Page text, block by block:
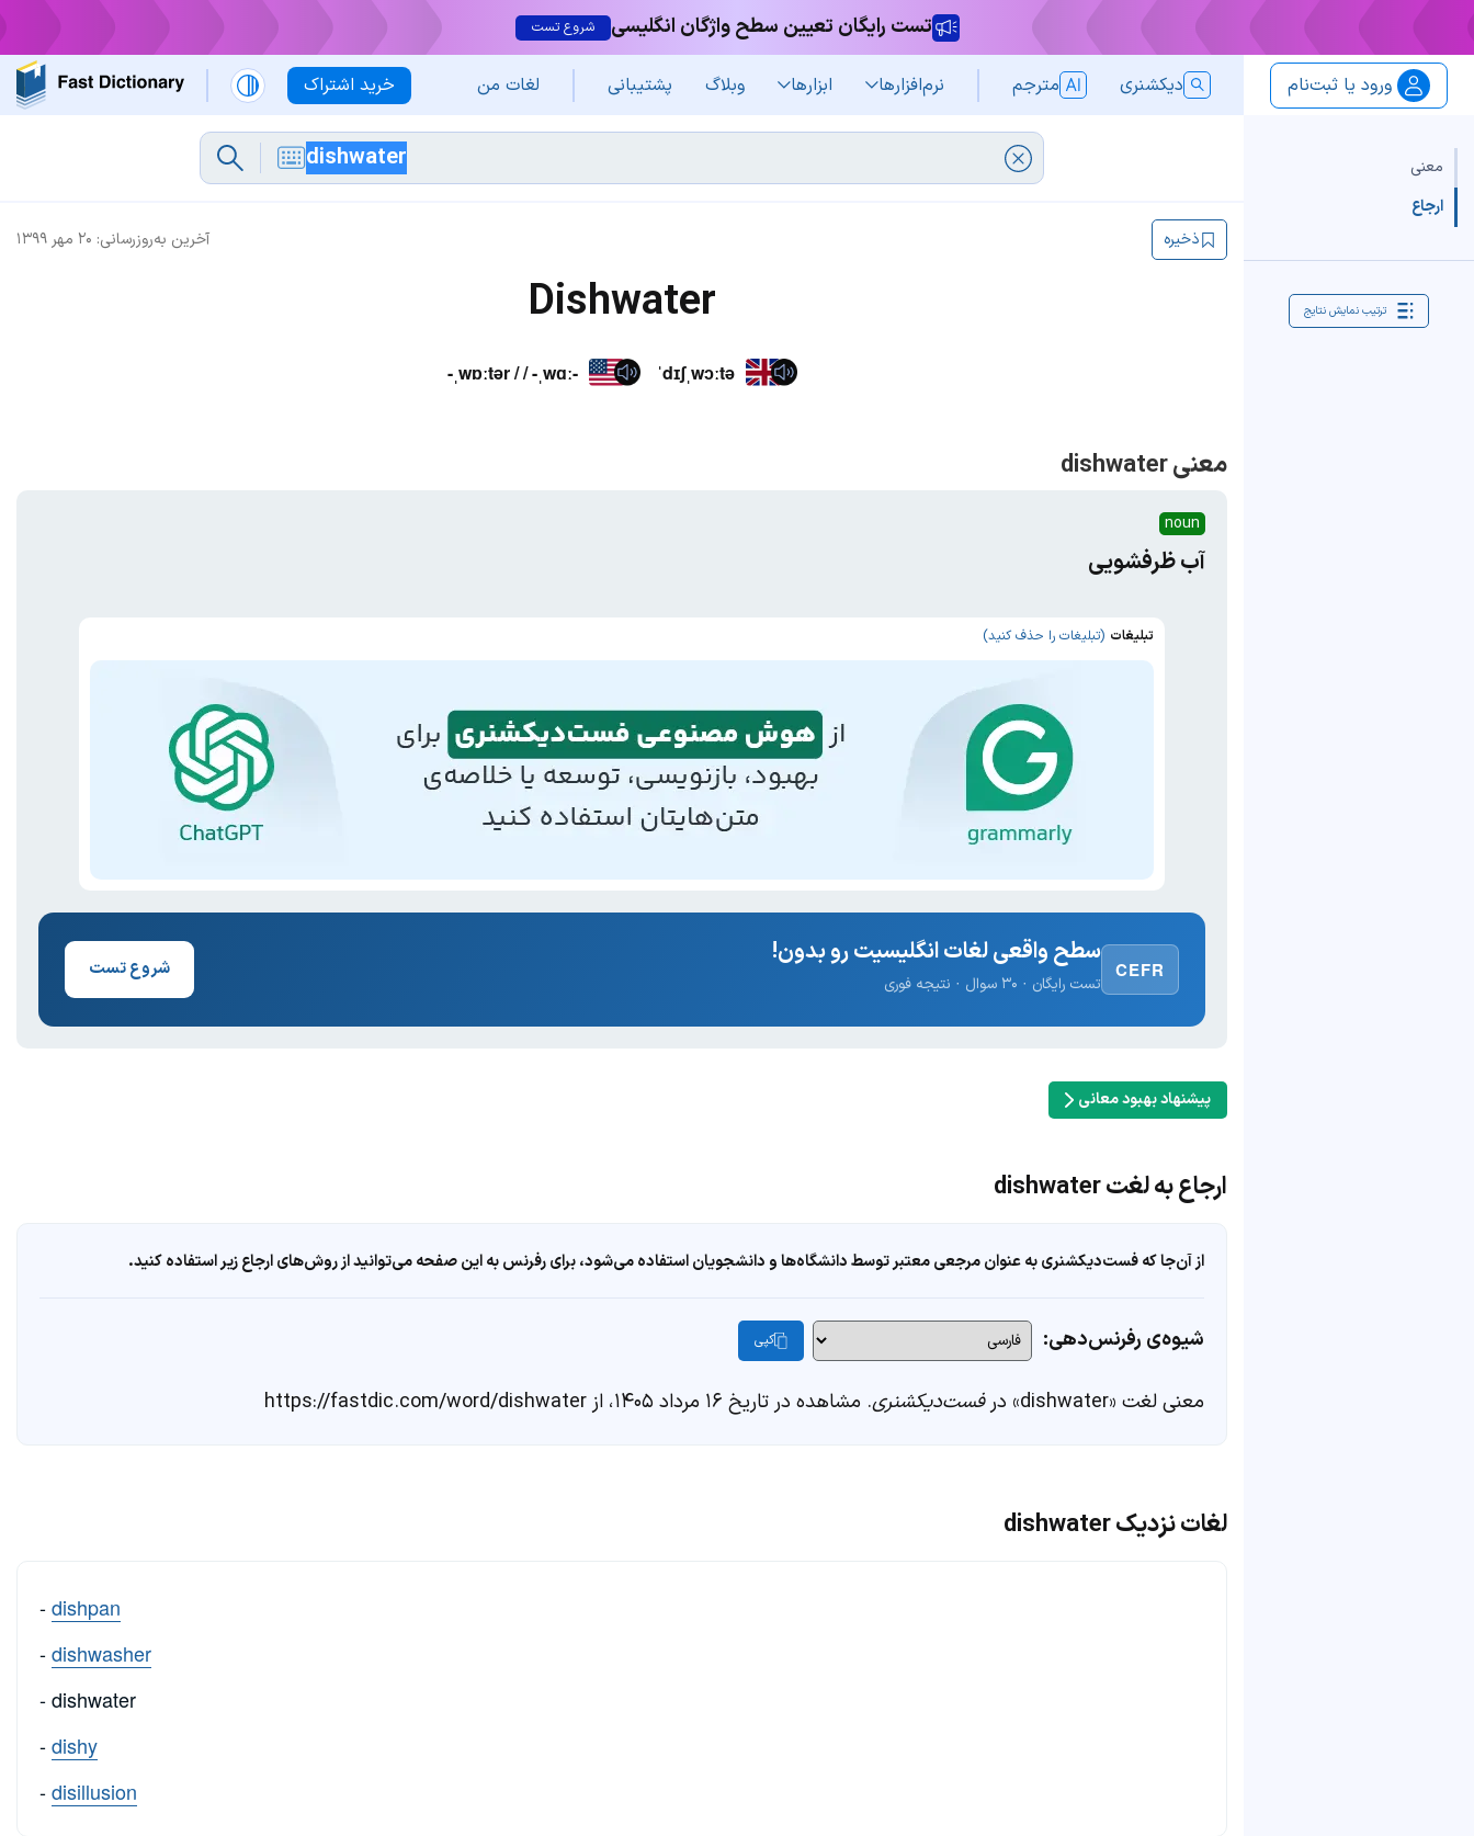
تست رایگان تعیین سطح واژگان انگلیسی شروع تست
خرید اشتراک ورود یا ثبت‌نام دیکشنری مترجم نرم‌افزار‌ها ابزارها وبلاگ پشتیبانی لغات من
معنی
ارجاع
ترتیب نمایش نتایج
آخرین به‌روزرسانی: ۲۰ مهر ۱۳۹۹ ذخیره
Dishwater
-ˌwɒːtər / / -ˌwɑː- ˈdɪʃˌwɔːtə
معنی dishwater
noun
آب ظرفشویی
تبلیغات (تبلیغات را حذف کنید)
CEFR
سطح واقعی لغات انگلیسیت رو بدون!
تست رایگان · ۳۰ سوال · نتیجه فوری
شروع تست
پیشنهاد بهبود معانی
ارجاع به لغت dishwater
از آن‌جا که فست‌دیکشنری به عنوان مرجعی معتبر توسط دانشگاه‌ها و دانشجویان استفاده می‌شود، برای رفرنس به این صفحه می‌توانید از روش‌های ارجاع زیر استفاده کنید.
شیوه‌ی رفرنس‌دهی: کپی
معنی لغت «dishwater» در فست‌دیکشنری. مشاهده در تاریخ ۱۶ مرداد ۱۴۰۵، از https://fastdic.com/word/dishwater
لغات نزدیک dishwater
-dishpan
-dishwasher
- dishwater
-dishy
-disillusion